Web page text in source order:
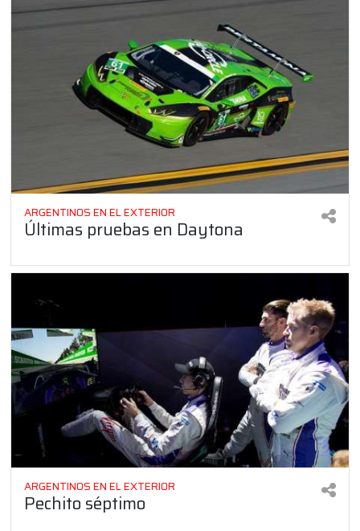
ARGENTINOS EN EL EXTERIOR
Últimas pruebas en Daytona
ARGENTINOS EN EL EXTERIOR
Pechito séptimo